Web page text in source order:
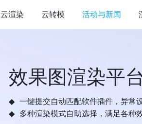
云渲染 云转模 活动与新闻
效果图渲染平
一键提交自动匹配软件插件，异常
多种渲染模式自助选择，满足各种